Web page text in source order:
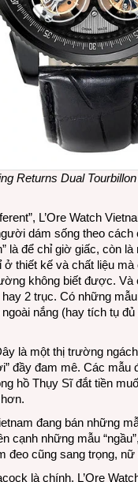
Returns Dual
L’Ore Watch
dám sống theo
là để chỉ giờ giấc, còn
ở thiết kế và chất liệu
không biết được.
2 trục. Có những
nắng (hay tích tụ
là một thị trường
đầy đam mê. Các
hồ Thụy Sĩ đắt tiền
đang bán những
cạnh những mẫu
đeo cũng sang trọng, nữ
là chính, L’Ore